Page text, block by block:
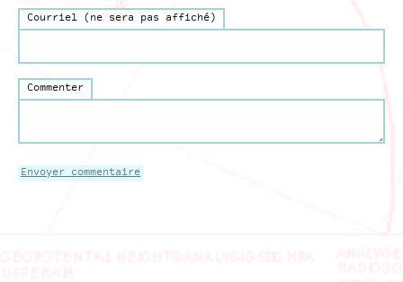
Courriel (ne sera pas affiché)
Commenter